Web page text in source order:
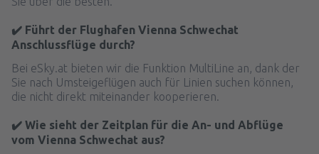
✔️ Führt der Flughafen Vienna Schwechat
Anschlussflüge durch?
Bei eSky.at bieten wir die Funktion MultiLine an, dank der
Sie nach Umsteigeflügen auch für Linien suchen können,
die nicht direkt miteinander kooperieren.
✔️ Wie sieht der Zeitplan für die An- und Abflüge
vom Vienna Schwechat aus?